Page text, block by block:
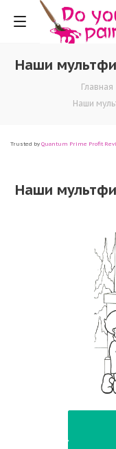
Наши
Главная
Наши
Trusted by Quantum Prime Profit
Наши